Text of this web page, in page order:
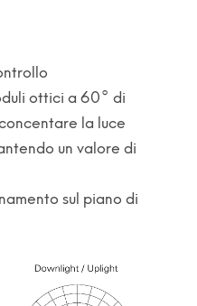
ottici a 60° di
la luce
un valore di
sul piano di